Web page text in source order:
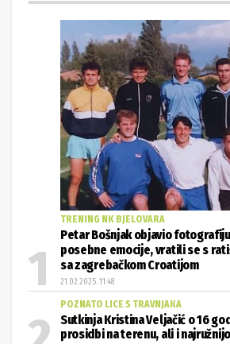
TRENING NK BJELOVARA
Petar Bošnjak objavio
posebne emocije, vratili se s
sa zagrebačkom Croatijom
21.02.2025. 11:48
POZNATO LICE S TRAVNJAKA
Sutkinja Kristina Veljačić o 16
prosidbi na terenu, ali i